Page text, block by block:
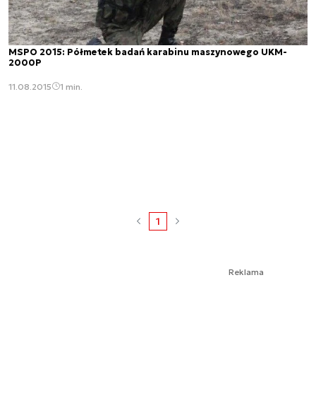
MSPO 2015: Półmetek badań karabinu maszynowego UKM-
2000P
11.08.2015 1 min.
1
Reklama